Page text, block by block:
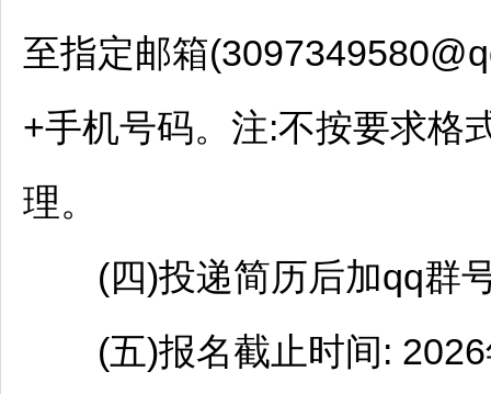
至指定邮箱
+手机号码。注:不按要求格
理。
(四)投递简历后加qq群
(五)报名截止时间: 2026